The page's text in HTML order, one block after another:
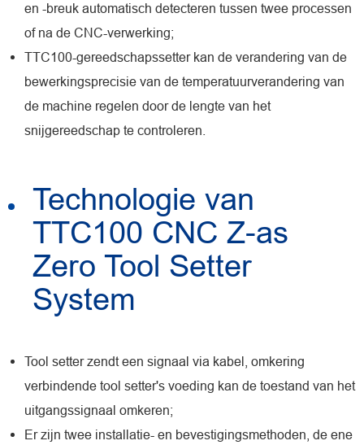
en -breuk automatisch detecteren tussen twee processen
of na de CNC-verwerking;
TTC100-gereedschapssetter kan de verandering van de
bewerkingsprecisie van de temperatuurverandering van
de machine regelen door de lengte van het
snijgereedschap te controleren.
Technologie van
TTC100 CNC Z-as
Zero Tool Setter
System
Tool setter zendt een signaal via kabel, omkering
verbindende tool setter's voeding kan de toestand van het
uitgangssignaal omkeren;
Er zijn twee installatie- en bevestigingsmethoden, de ene